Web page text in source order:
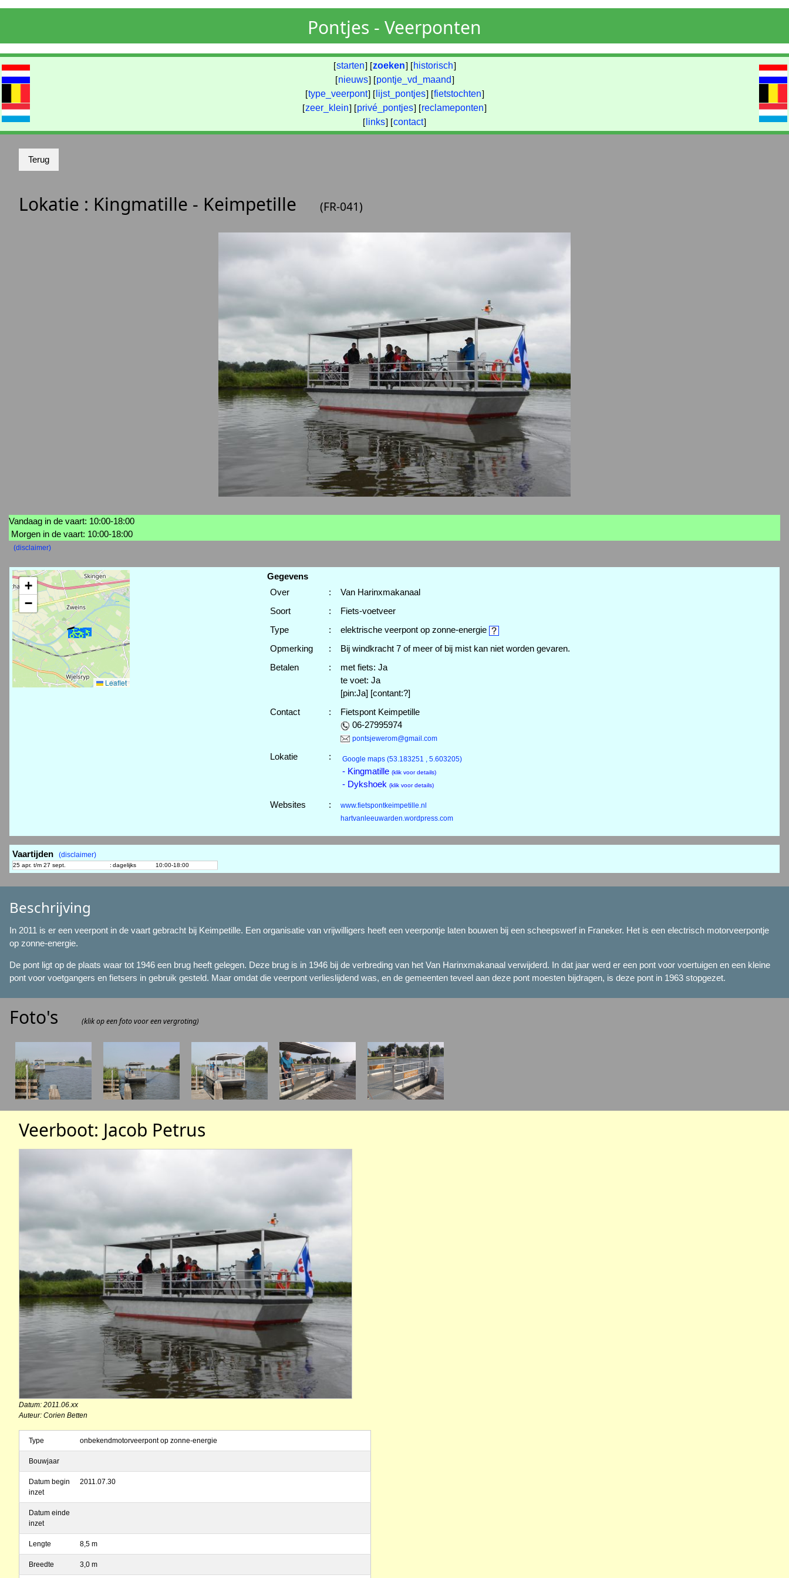
Pontjes - Veerponten
[starten] [zoeken] [ historisch]
[nieuws] [pontje_vd_maand]
[type_veerpont] [ lijst_pontjes] [fietstochten]
[zeer_klein] [privé_pontjes] [reclameponten]
[ links] [contact]
Lokatie : Kingmatille - Keimpetille (FR-041)
Vandaag in de vaart: 10:00-18:00
Morgen in de vaart: 10:00-18:00
(disclaimer)
+
−
Leaflet
Gegevens
Over
:
Van Harinxmakanaal
Soort
:
Fiets-voetveer
Type
:
elektrische veerpont op zonne-energie
Opmerking
:
Bij windkracht 7 of meer of bij mist kan niet worden gevaren.
Betalen
:
met fiets: Ja
te voet: Ja
[pin:Ja] [contant:?]
Contact
:
Fietspont Keimpetille
06-27995974
pontsjewerom@gmail.com
Lokatie : Google maps (53.183251 , 5.603205)
- Kingmatille (klik voor details)
- Dykshoek (klik voor details)
Websites :
www.fietspontkeimpetille.nl
hartvanleeuwarden.wordpress.com
Vaartijden (disclaimer)
25 apr. t/m 27 sept. : dagelijks 10:00-18:00
Beschrijving
In 2011 is er een veerpont in de vaart gebracht bij Keimpetille. Een organisatie van vrijwilligers heeft een veerpontje laten bouwen bij een scheepswerf in Franeker. Het is een electrisch motorveerpontje
op zonne-energie.
De pont ligt op de plaats waar tot 1946 een brug heeft gelegen. Deze brug is in 1946 bij de verbreding van het Van Harinxmakanaal verwijderd. In dat jaar werd er een pont voor voertuigen en een kleine
pont voor voetgangers en fietsers in gebruik gesteld. Maar omdat die veerpont verlieslijdend was, en de gemeenten teveel aan deze pont moesten bijdragen, is deze pont in 1963 stopgezet.
Foto's (klik op een foto voor een vergroting)
Veerboot: Jacob Petrus
Datum: 2011.06.xx
Auteur: Corien Betten
Type onbekendmotorveerpont op zonne-energie
Bouwjaar
Datum begin
inzet
2011.07.30
Datum einde
inzet
Lengte 8,5 m
Breedte 3,0 m